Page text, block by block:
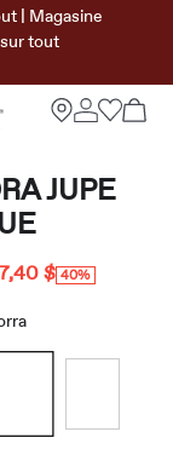
| Magasine
sur tout
JUPE
$ 40%